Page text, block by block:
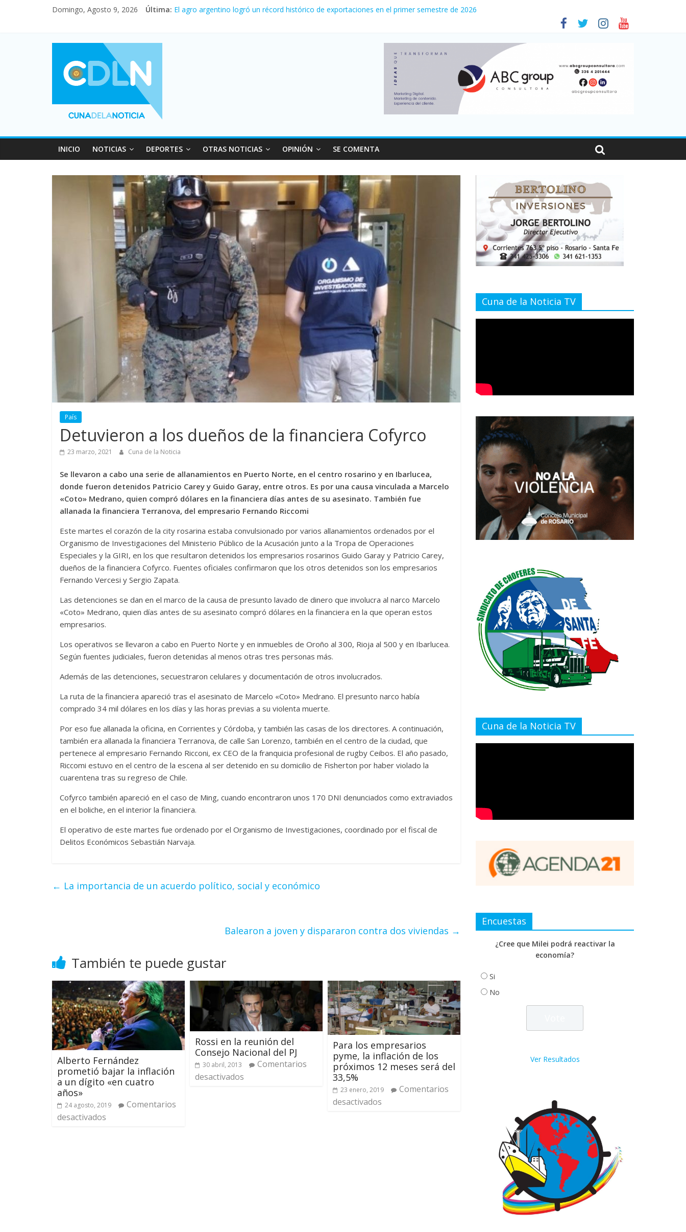
Domingo, Agosto 9, 2026 Última: El agro argentino logró un récord histórico de exportaciones en el primer semestre de 2026
Desde que asumió Milei cerraron 41.000 kioscos: el sector denuncia crisis como en 2001
INICIO NOTICIAS DEPORTES OTRAS NOTICIAS OPINIÓN SE COMENTA
País
Detuvieron a los dueños de la financiera Cofyrco
23 marzo, 2021 Cuna de la Noticia
Se llevaron a cabo una serie de allanamientos en Puerto Norte, en el centro rosarino y en Ibarlucea,
donde fueron detenidos Patricio Carey y Guido Garay, entre otros. Es por una causa vinculada a Marcelo
«Coto» Medrano, quien compró dólares en la financiera días antes de su asesinato. También fue
allanada la financiera Terranova, del empresario Fernando Riccomi
Este martes el corazón de la city rosarina estaba convulsionado por varios allanamientos ordenados por el
Organismo de Investigaciones del Ministerio Público de la Acusación junto a la Tropa de Operaciones
Especiales y la GIRI, en los que resultaron detenidos los empresarios rosarinos Guido Garay y Patricio Carey,
dueños de la financiera Cofyrco. Fuentes oficiales confirmaron que los otros detenidos son los empresarios
Fernando Vercesi y Sergio Zapata.
Las detenciones se dan en el marco de la causa de presunto lavado de dinero que involucra al narco Marcelo
«Coto» Medrano, quien días antes de su asesinato compró dólares en la financiera en la que operan estos
empresarios.
Los operativos se llevaron a cabo en Puerto Norte y en inmuebles de Oroño al 300, Rioja al 500 y en Ibarlucea.
Según fuentes judiciales, fueron detenidas al menos otras tres personas más.
Además de las detenciones, secuestraron celulares y documentación de otros involucrados.
La ruta de la financiera apareció tras el asesinato de Marcelo «Coto» Medrano. El presunto narco había
comprado 34 mil dólares en los días y las horas previas a su violenta muerte.
Por eso fue allanada la oficina, en Corrientes y Córdoba, y también las casas de los directores. A continuación,
también era allanada la financiera Terranova, de calle San Lorenzo, también en el centro de la ciudad, que
pertenece al empresario Fernando Ricconi, ex CEO de la franquicia profesional de rugby Ceibos. El año pasado,
Riccomi estuvo en el centro de la escena al ser detenido en su domicilio de Fisherton por haber violado la
cuarentena tras su regreso de Chile.
Cofyrco también apareció en el caso de Ming, cuando encontraron unos 170 DNI denunciados como extraviados
en el boliche, en el interior la financiera.
El operativo de este martes fue ordenado por el Organismo de Investigaciones, coordinado por el fiscal de
Delitos Económicos Sebastián Narvaja.
← La importancia de un acuerdo político, social y económico
Balearon a joven y dispararon contra dos viviendas →
También te puede gustar
Alberto Fernández
prometió bajar la inflación
a un dígito «en cuatro
años»
24 agosto, 2019
Comentarios
desactivados
Rossi en la reunión del
Consejo Nacional del PJ
30 abril, 2013
Comentarios
desactivados
Para los empresarios
pyme, la inflación de los
próximos 12 meses será del
33,5%
23 enero, 2019
Comentarios
desactivados
Cuna de la Noticia TV
Cuna de la Noticia TV
Encuestas
¿Cree que Milei podrá reactivar la
economía?
Si
No
Ver Resultados